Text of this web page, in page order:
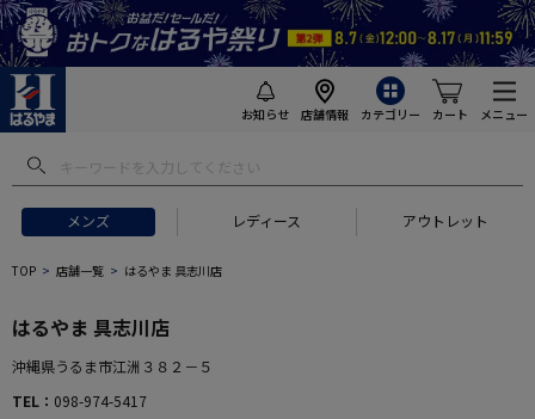
お知らせ 店舗情報 カテゴリー カート メニュー
メンズ レディース アウトレット
TOP 店舗一覧 はるやま 具志川店
はるやま 具志川店
沖縄県うるま市江洲３８２－５
TEL
098-974-5417